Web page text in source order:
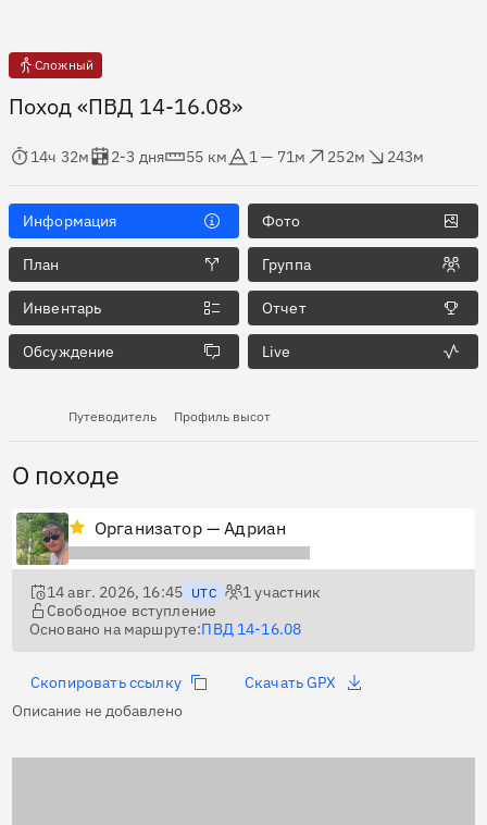
Сложный
Поход «ПВД 14-16.08»
в пути
14ч 32м
Оценка в днях
2-3 дня
Дистанция
55 км
Абсолютная высота
1 — 71м
252м
243м
Информация Фото
План Группа
Инвентарь Отчет
Обсуждение Live
Путеводитель Профиль высот
О походе
Организатор — Адриан
14 авг. 2026, 16:45 UTC 1участник
Свободное вступление
Основано на маршруте:ПВД 14-16.08
Скопировать ссылку
Скачать GPX
Описание не добавлено